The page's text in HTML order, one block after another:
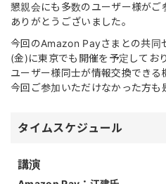
懇親会にも多数のユーザー様がご
ありがとうございました。
今回のAmazon Payさまとの共同
(金)に東京でも開催を予定しており
ユーザー様同士が情報交換できる
今回ご参加いただけなかった方も
タイムスケジュール
講演